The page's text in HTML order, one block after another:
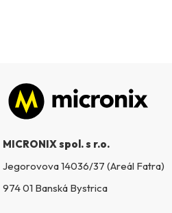
Zápätie
MICRONIX spol. s r.o.
Jegorovova 14036/37 (Areál Fatra)
974 01 Banská Bystrica